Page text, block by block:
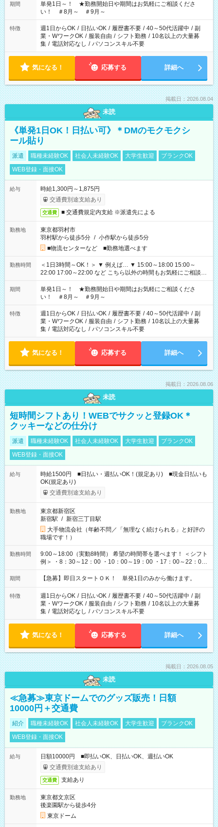
期間
単発1日～！ ★勤務開始日や期間はお気軽にご相談くださ
い！ ＃8月～ ＃9月～
特徴 週1日からOK / 日払いOK / 履歴書不要 / 40～50代活躍中 / 副
業・WワークOK / 服装自由 / シフト勤務 / 10名以上の大量募
集 / 電話対応なし / パソコンスキル不要
気になる！ 応募する 詳細へ
掲載日：2026.08.04
未読
《単発1日OK！日払い可》＊DMのモクモクシ
ール貼り
派遣 職種未経験OK 社会人未経験OK 大学生歓迎
ブランクOK
WEB登録・面接OK
給与
時給1,300円～1,875円
交通費別途支給あり
交通費 ■ 交通費規定内支給 ※派遣先による
勤務地
東京都羽村市
羽村駅から徒歩5分 / 小作駅から徒歩5分
■物流センターなど ■勤務地選べます
勤務時間
＜1日3時間～OK！＞ ▼ 例えば… ▼ 15:00～18:00 15:00～
22:00 17:00～22:00 など こちら以外の時間もお気軽にご相談く
ださい！
期間
単発1日～！ ★勤務開始日や期間はお気軽にご相談くださ
い！ ＃8月～ ＃9月～
特徴 週1日からOK / 日払いOK / 履歴書不要 / 40～50代活躍中 / 副
業・WワークOK / 服装自由 / シフト勤務 / 10名以上の大量募
集 / 電話対応なし / パソコンスキル不要
気になる！ 応募する 詳細へ
掲載日：2026.08.06
未読
短時間シフトあり！WEBでサクッと登録OK＊
クッキーなどの仕分け
派遣 職種未経験OK 社会人未経験OK 大学生歓迎
ブランクOK
WEB登録・面接OK
給与
時給1500円 ■日払い・週払いOK！(規定あり) ■現金日払いも
OK(規定あり)
交通費別途支給あり
勤務地
東京都新宿区
新宿駅 / 新宿三丁目駅
大手物流会社（年齢不問／「無理なく続けられる」と好評の
職場です！）
勤務時間
9:00～18:00（実動8時間） 希望の時間帯を選べます！ ＜シフト
例＞ ・8：30～12：00 ・10：00～19：00 ・17：00～22：00
・13：00～22：00 ・22：00～翌6：00 など
期間 【急募】即日スタートＯＫ！ 単発1日のみから働けます。
特徴 週1日からOK / 日払いOK / 履歴書不要 / 40～50代活躍中 / 副
業・WワークOK / 服装自由 / シフト勤務 / 10名以上の大量募
集 / 電話対応なし / パソコンスキル不要
気になる！ 応募する 詳細へ
掲載日：2026.08.05
未読
≪急募≫東京ドームでのグッズ販売！日額
10000円＋交通費
紹介 職種未経験OK 社会人未経験OK 大学生歓迎
ブランクOK
WEB登録・面接OK
給与
日額10000円 ■即払いOK、日払いOK、週払いOK
交通費別途支給あり
交通費 支給あり
勤務地
東京都文京区
後楽園駅から徒歩4分
東京ドーム